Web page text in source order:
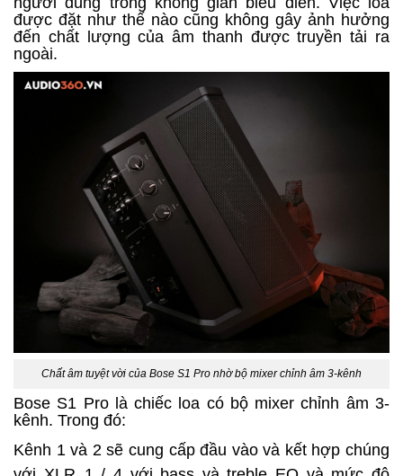
được đặt như thế nào cũng không gây ảnh hưởng
đến chất lượng của âm thanh được truyền tải ra
ngoài.
Chất âm tuyệt vời của Bose S1 Pro nhờ bộ mixer chỉnh âm 3-kênh
Bose S1 Pro là chiếc loa có bộ mixer chỉnh âm 3-
kênh. Trong đó:
Kênh 1 và 2 sẽ cung cấp đầu vào và kết hợp chúng